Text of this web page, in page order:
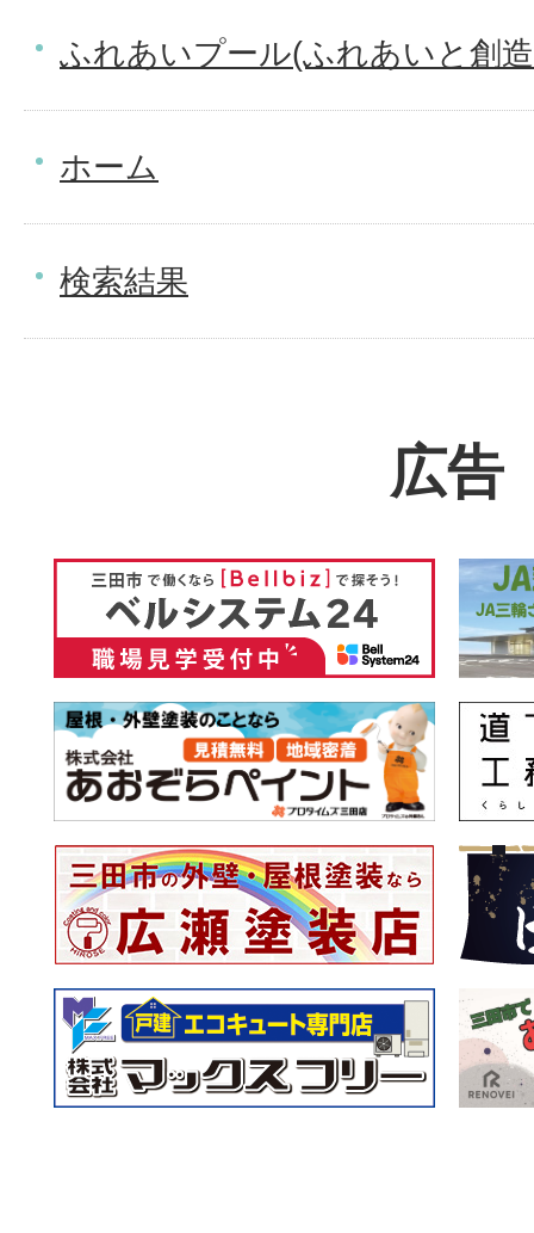
ふれあいプール(ふれあいと創
ホーム
検索結果
広告